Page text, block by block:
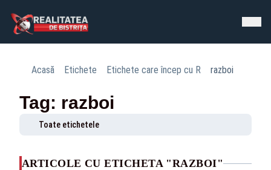
Acasă Etichete Etichete care încep cu R razboi
Tag: razboi
Toate etichetele
ARTICOLE CU ETICHETA "RAZBOI"